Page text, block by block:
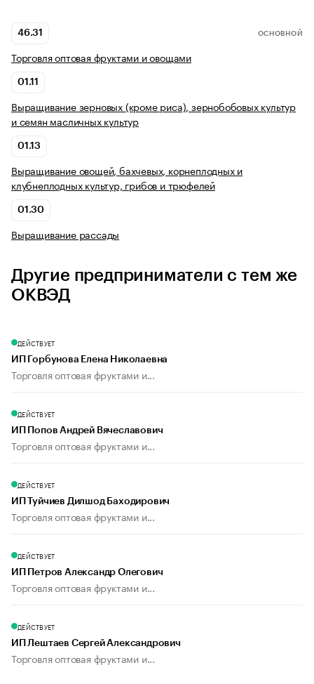
46.31 ОСНОВНОЙ
Торговля оптовая фруктами и овощами
01.11
Выращивание зерновых (кроме риса), зернобобовых культур
и семян масличных культур
01.13
Выращивание овощей, бахчевых, корнеплодных и
клубнеплодных культур, грибов и трюфелей
01.30
Выращивание рассады
Другие предприниматели с тем же
ОКВЭД
ДЕЙСТВУЕТ
ИП Горбунова Елена Николаевна
Торговля оптовая фруктами и...
ДЕЙСТВУЕТ
ИП Попов Андрей Вячеславович
Торговля оптовая фруктами и...
ДЕЙСТВУЕТ
ИП Туйчиев Дилшод Баходирович
Торговля оптовая фруктами и...
ДЕЙСТВУЕТ
ИП Петров Александр Олегович
Торговля оптовая фруктами и...
ДЕЙСТВУЕТ
ИП Лештаев Сергей Александрович
Торговля оптовая фруктами и...